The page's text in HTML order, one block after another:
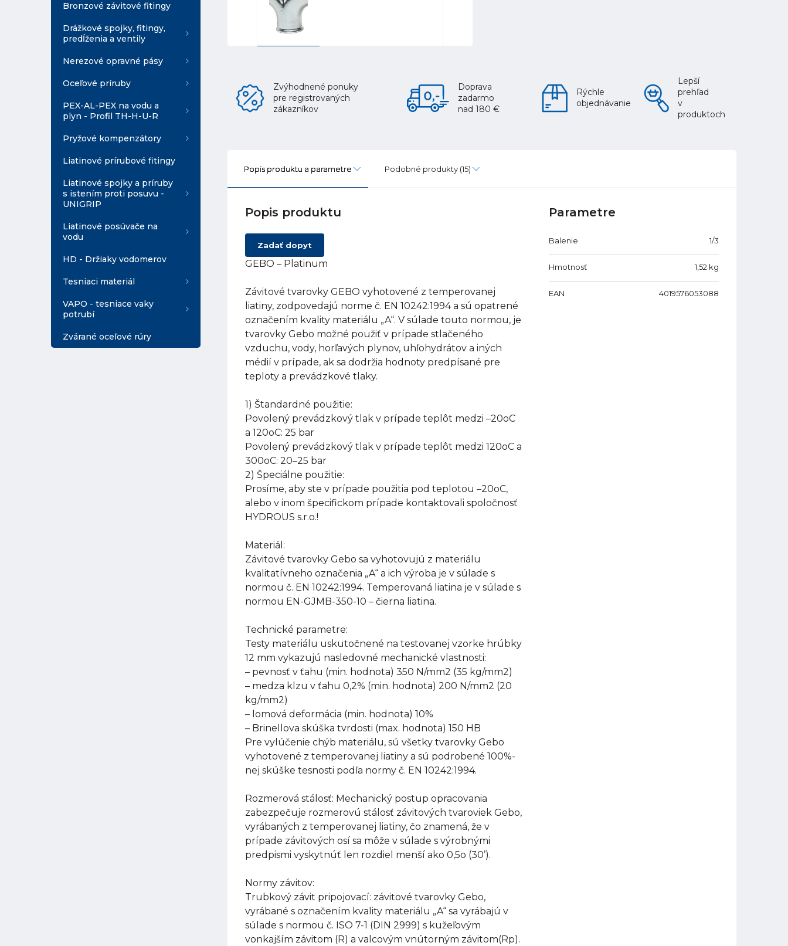
Bronzové závitové fitingy
Drážkové spojky, fitingy,
predĺženia a ventily
Nerezové opravné pásy
Oceľové príruby
PEX-AL-PEX na vodu a
plyn - Profil TH-H-U-R
Pryžové kompenzátory
Liatinové prírubové fitingy
Liatinové spojky a príruby
s istením proti posuvu -
UNIGRIP
Liatinové posúvače na
vodu
HD - Držiaky vodomerov
Tesniaci materiál
VAPO - tesniace vaky
potrubí
Zvárané oceľové rúry
Zvýhodnené ponuky
pre registrovaných
zákazníkov
Doprava
zadarmo
nad 180 €
Rýchle
objednávanie
Lepší
prehľad
v
produktoch
Popis produktu a parametre Podobné produkty (15)
Popis produktu
Zadať dopyt
GEBO – Platinum
Závitové tvarovky GEBO vyhotovené z temperovanej
liatiny, zodpovedajú norme č. EN 10242:1994 a sú opatrené
označením kvality materiálu „A“. V súlade touto normou, je
tvarovky Gebo možné použiť v prípade stlačeného
vzduchu, vody, horľavých plynov, uhľohydrátov a iných
médií v prípade, ak sa dodržia hodnoty predpísané pre
teploty a prevádzkové tlaky.
1) Štandardné použitie:
Povolený prevádzkový tlak v prípade teplôt medzi –20oC
a 120oC: 25 bar
Povolený prevádzkový tlak v prípade teplôt medzi 120oC a
300oC: 20–25 bar
2) Špeciálne použitie:
Prosíme, aby ste v prípade použitia pod teplotou –20oC,
alebo v inom špecifickom prípade kontaktovali spoločnosť
HYDROUS s.r.o.!
Materiál:
Závitové tvarovky Gebo sa vyhotovujú z materiálu
kvalitatívneho označenia „A“ a ich výroba je v súlade s
normou č. EN 10242:1994. Temperovaná liatina je v súlade s
normou EN-GJMB-350-10 – čierna liatina.
Technické parametre:
Testy materiálu uskutočnené na testovanej vzorke hrúbky
12 mm vykazujú nasledovné mechanické vlastnosti:
– pevnosť v ťahu (min. hodnota) 350 N/mm2 (35 kg/mm2)
– medza klzu v ťahu 0,2% (min. hodnota) 200 N/mm2 (20
kg/mm2)
– lomová deformácia (min. hodnota) 10%
– Brinellova skúška tvrdosti (max. hodnota) 150 HB
Pre vylúčenie chýb materiálu, sú všetky tvarovky Gebo
vyhotovené z temperovanej liatiny a sú podrobené 100%-
nej skúške tesnosti podľa normy č. EN 10242:1994.
Rozmerová stálosť: Mechanický postup opracovania
zabezpečuje rozmerovú stálosť závitových tvaroviek Gebo,
vyrábaných z temperovanej liatiny, čo znamená, že v
prípade závitových osí sa môže v súlade s výrobnými
predpismi vyskytnúť len rozdiel menší ako 0,5o (30’).
Normy závitov:
Trubkový závit pripojovací: závitové tvarovky Gebo,
vyrábané s označením kvality materiálu „A“ sa vyrábajú v
súlade s normou č. ISO 7-1 (DIN 2999) s kužeľovým
vonkajším závitom (R) a valcovým vnútorným závitom(Rp).
Parametre
Balenie 1/3
Hmotnosť 1,52 kg
EAN 4019576053088